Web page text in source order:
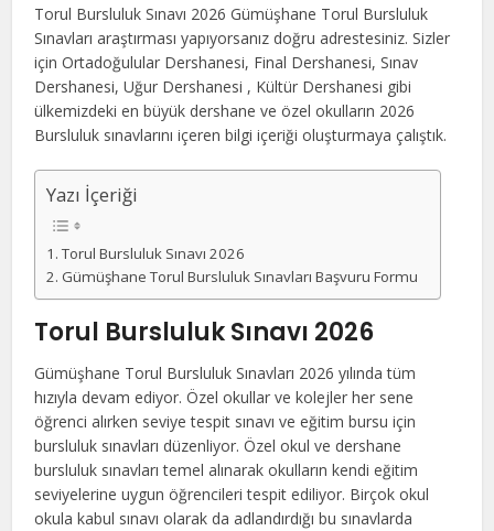
Torul Bursluluk Sınavı 2026 Gümüşhane Torul Bursluluk
Sınavları araştırması yapıyorsanız doğru adrestesiniz. Sizler
için Ortadoğulular Dershanesi, Final Dershanesi, Sınav
Dershanesi, Uğur Dershanesi , Kültür Dershanesi gibi
ülkemizdeki en büyük dershane ve özel okulların 2026
Bursluluk sınavlarını içeren bilgi içeriği oluşturmaya çalıştık.
Yazı İçeriği
Torul Bursluluk Sınavı 2026
Gümüşhane Torul Bursluluk Sınavları Başvuru Formu
Torul Bursluluk Sınavı 2026
Gümüşhane Torul Bursluluk Sınavları 2026 yılında tüm
hızıyla devam ediyor. Özel okullar ve kolejler her sene
öğrenci alırken seviye tespit sınavı ve eğitim bursu için
bursluluk sınavları düzenliyor. Özel okul ve dershane
bursluluk sınavları temel alınarak okulların kendi eğitim
seviyelerine uygun öğrencileri tespit ediliyor. Birçok okul
okula kabul sınavı olarak da adlandırdığı bu sınavlarda